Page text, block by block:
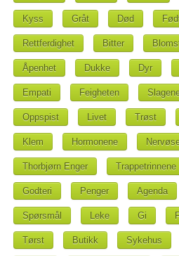
Kyss Gråt Død
Rettferdighet Bitter
Åpenhet Dukke Dyr
Empati Feigheten
Oppspist Livet Trøst
Klem Hormonene
Thorbjørn Enger Trappetrinnene
Godteri Penger Agenda
Spørsmål Leke Gi
Tørst Butikk Sykehus